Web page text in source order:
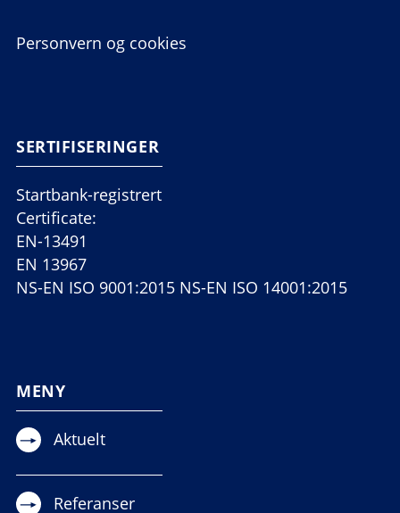
Personvern og cookies
SERTIFISERINGER
Startbank-registrert
Certificate:
EN-13491
EN 13967
NS-EN ISO 9001:2015 NS-EN ISO 14001:2015
MENY
Aktuelt
Referanser